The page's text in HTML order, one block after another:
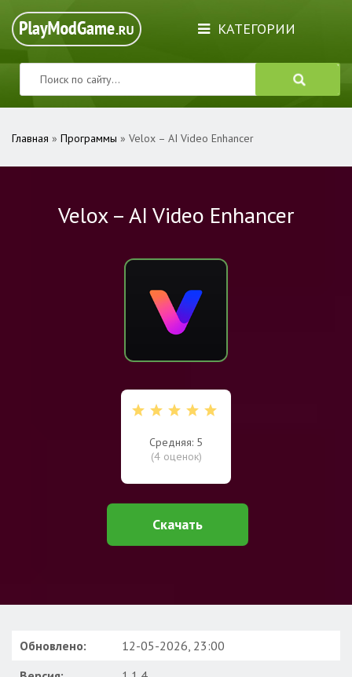
КАТЕГОРИИ
Главная » Программы » Velox – AI Video Enhancer
Velox – AI Video Enhancer
Средняя: 5
(4оценок)
Скачать
Обновлено:
12-05-2026, 23:00